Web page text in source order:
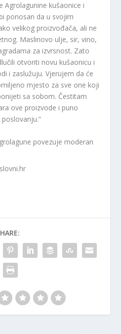
Agrolagunine kušaonice i
ponosan da u svojim
velikog proizvođača, ali ne
Maslinovo ulje, sir, vino,
za izvrsnost. Zato
otvoriti novu kušaonicu i
i zaslužuju. Vjerujem da će
mjesto za sve one koji
sa sobom. Čestitam
ove proizvode i puno
povezuje moderan